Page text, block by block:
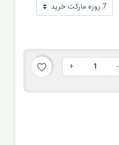
-
+
favorite_border